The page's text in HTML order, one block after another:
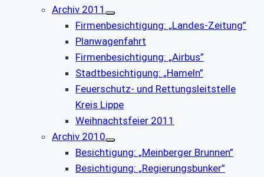
Archiv 2011
Firmenbesichtigung: „Landes-Zeitung”
Planwagenfahrt
Firmenbesichtigung: „Airbus”
Stadtbesichtigung: „Hameln”
Feuerschutz- und Rettungsleitstelle
Kreis Lippe
Weihnachtsfeier 2011
Archiv 2010
Besichtigung: „Meinberger Brunnen”
Besichtigung: „Regierungsbunker”